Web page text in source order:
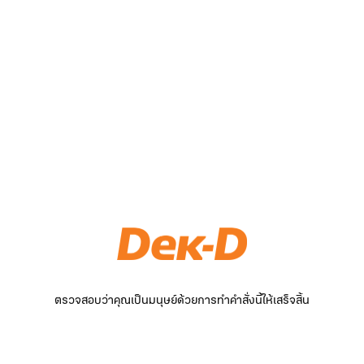
ตรวจสอบว่าคุณเป็นมนุษย์ด้วยการทำคำสั่งนี้ให้เสร็จสิ้น